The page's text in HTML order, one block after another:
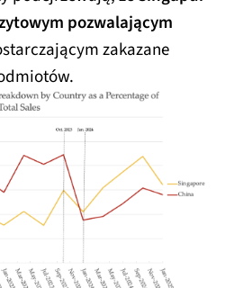
pozwalającym
zakazane